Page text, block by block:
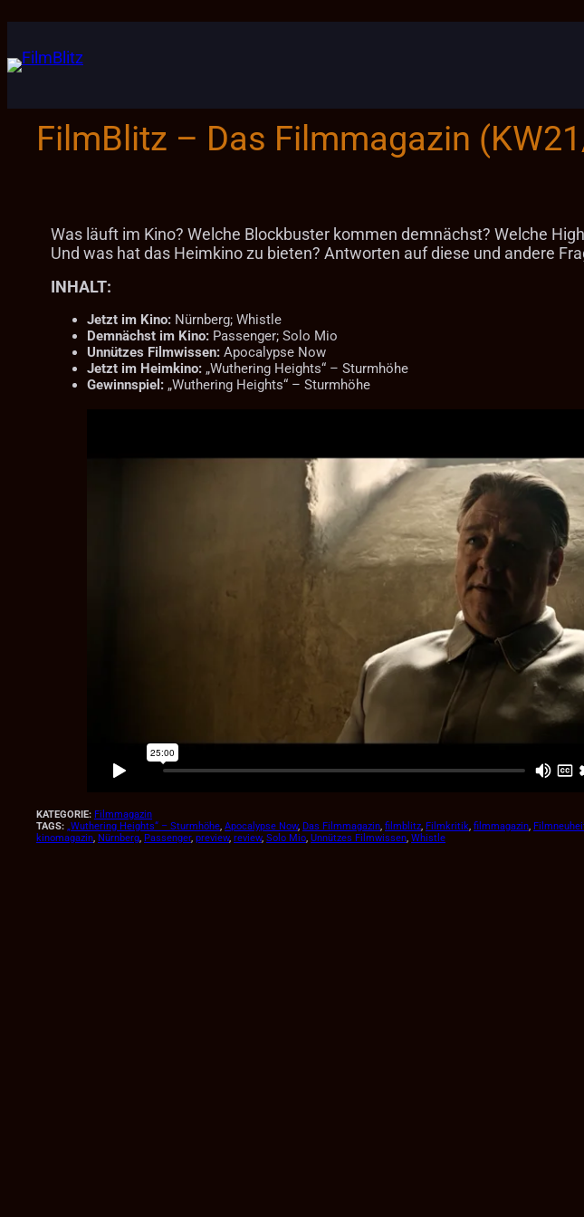
springen
FilmBlitz – Das Filmmagazin
Was läuft im Kino? Welche Blockbuster kommen demnächst? Welche
Und was hat das Heimkino zu bieten? Antworten auf diese und andere
INHALT:
Jetzt im Kino: Nürnberg; Whistle
Demnächst im Kino: Passenger; Solo Mio
Unnützes Filmwissen: Apocalypse Now
Jetzt im Heimkino: „Wuthering Heights“ – Sturmhöhe
Gewinnspiel: „Wuthering Heights“ – Sturmhöhe
KATEGORIE: Filmmagazin
TAGS: „Wuthering Heights“ – Sturmhöhe, Apocalypse Now, Das Filmmagazin, filmblitz, Filmkritik, filmmagazin,
kinomagazin, Nürnberg, Passenger, preview, review, Solo Mio, Unnützes Filmwissen, Whistle